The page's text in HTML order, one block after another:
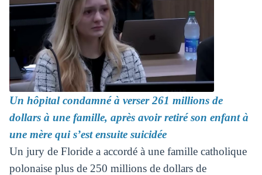
Un hôpital condamné à verser 261 millions de
dollars à une famille, après avoir retiré son enfant à
une mère qui s’est ensuite suicidée
Un jury de Floride a accordé à une famille catholique
polonaise plus de 250 millions de dollars de